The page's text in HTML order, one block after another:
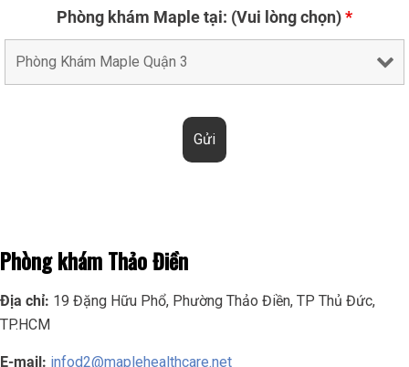
Phòng khám Maple tại: (Vui lòng chọn)*
Phòng khám Thảo Điền
Địa chỉ: 19 Đặng Hữu Phổ, Phường Thảo Điền, TP Thủ Đức,
TP.HCM
E-mail: infod2@maplehealthcare.net